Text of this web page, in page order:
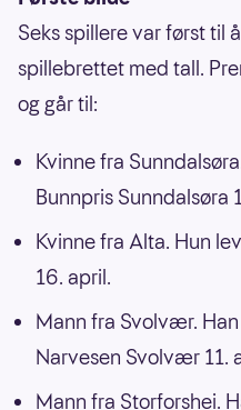
Seks spillere var først til
spillebrettet med tall.
og går til:
Kvinne fra
Bunnpris Sunndalsøra
Kvinne fra Alta. Hun
16. april.
Mann fra Svolvær.
Narvesen Svolvær 11.
Mann fra Storforshei.